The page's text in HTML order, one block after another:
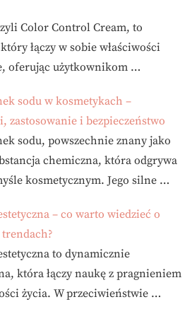
Color Control Cream, to
łączy w sobie właściwości
oferując użytkownikom …
sodu w kosmetykach –
zastosowanie i bezpieczeństwo
sodu, powszechnie znany jako
chemiczna, która odgrywa
kosmetycznym. Jego silne …
– co warto wiedzieć o
to dynamicznie
która łączy naukę z pragnieniem
życia. W przeciwieństwie …